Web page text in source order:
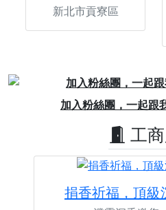
新北市貢寮區
加入粉絲團，一起跟
Previous
工
捐香祈福，頂級